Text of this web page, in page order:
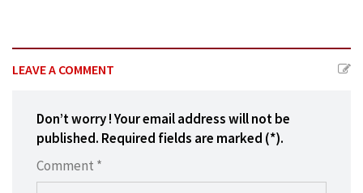
LEAVE A COMMENT
Don’t worry ! Your email address will not be
published. Required fields are marked (*).
Comment *